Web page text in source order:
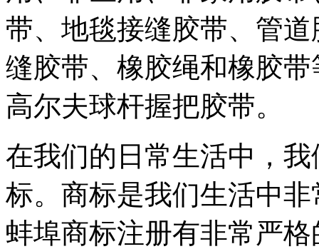
带、地毯接缝胶带、管
缝胶带、橡胶绳和橡胶
高尔夫球杆握把胶带。
在我们的日常生活中，
标。商标是我们生活中
蚌埠商标注册有非常严